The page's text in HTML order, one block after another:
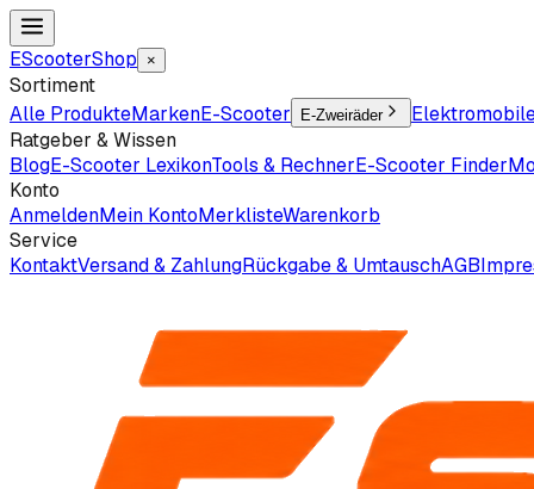
EScooterShop ×
Sortiment
Alle ProdukteMarkenE-Scooter E-Zweiräder
Ratgeber & Wissen
BlogE-Scooter LexikonTools & RechnerE-Scooter Finder
Konto
AnmeldenMein KontoMerklisteWarenkorb
Service
KontaktVersand & ZahlungRückgabe & UmtauschAGB